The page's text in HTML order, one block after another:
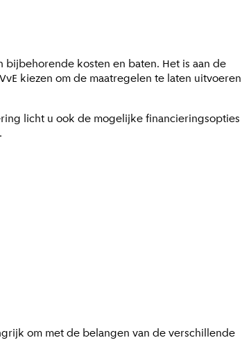
kosten en baten. Het is aan de
kiezen om de maatregelen te laten uitvoeren
licht u ook de mogelijke financieringsopties
.
om met de belangen van de verschillende